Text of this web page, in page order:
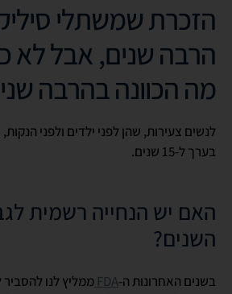
הזכרת שמשתלי
הרבה שנים, אבל לא
מה הכוונה בהרבה
לנשים צעירות, שהן לפני ילדים ולפני
בערך ל-15 שנים.
האם יש הנחייה רשמית
השנים?
בשנים האחרונות ה-FDA ממליץ לנו